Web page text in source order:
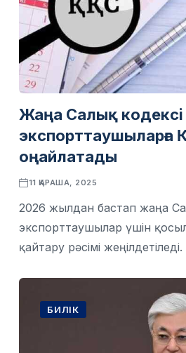
Жаңа Салық кодексі
экспорттаушыларға
оңайлатады
11 ҚАРАША, 2025
2026 жылдан бастап жаңа
экспорттаушылар үшін
қайтару рәсімі жеңілдетіледі.
БИЛІК